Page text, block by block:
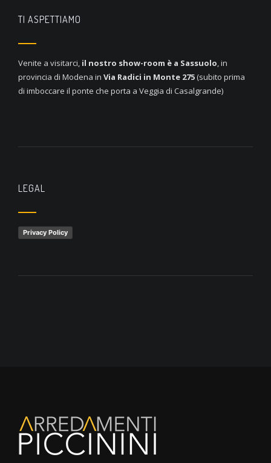
TI ASPETTIAMO
Venite a visitarci, il nostro show-room è a Sassuolo, in
provincia di Modena in Via Radici in Monte 275 (subito prima
di imboccare il ponte che porta a Veggia di Casalgrande)
LEGAL
Privacy Policy